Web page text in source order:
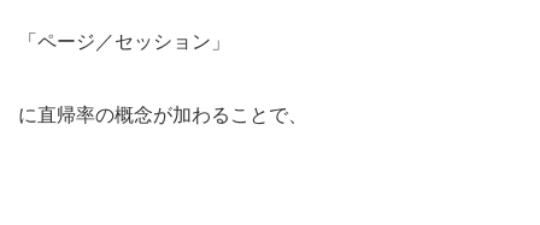
「ページ／セッション」
に直帰率の概念が加わることで、